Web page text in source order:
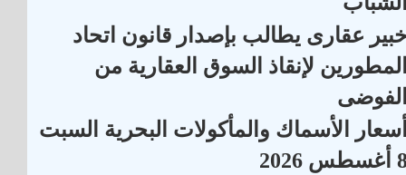
عقارى يطالب بإصدار قانون اتحاد
لإنقاذ السوق العقارية من
الأسماك والمأكولات البحرية السبت
2026